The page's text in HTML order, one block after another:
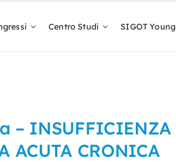
Centro Studi SIGOT Young
– INSUFFICIENZA
ACUTA CRONICA